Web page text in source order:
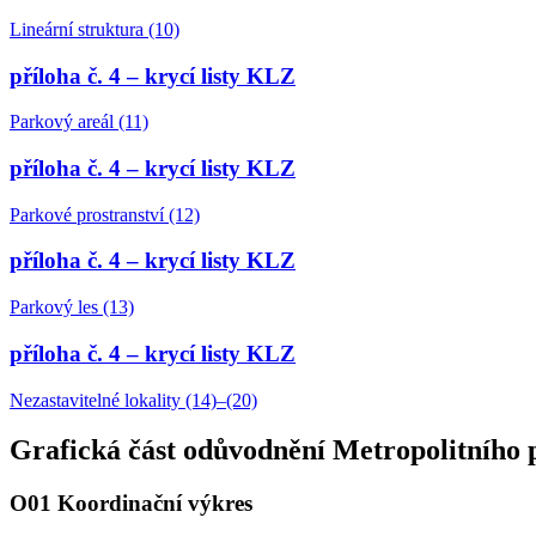
Lineární struktura (10)
příloha č. 4 – krycí listy KLZ
Parkový areál (11)
příloha č. 4 – krycí listy KLZ
Parkové prostranství (12)
příloha č. 4 – krycí listy KLZ
Parkový les (13)
příloha č. 4 – krycí listy KLZ
Nezastavitelné lokality (14)–(20)
Grafická část odůvodnění Metropolitního
O01 Koordinační výkres